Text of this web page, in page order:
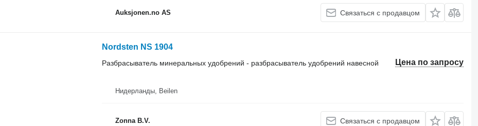
Auksjonen.no AS Связаться с продавцом
Nordsten NS 1904
Цена по запросу
Разбрасыватель минеральных удобрений - разбрасыватель удобрений навесной
Нидерланды, Beilen
Zonna B.V. Связаться с продавцом